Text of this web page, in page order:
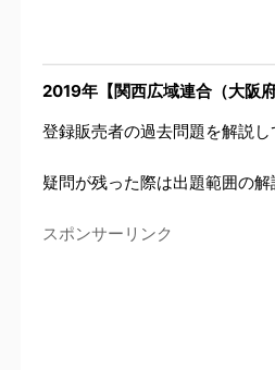
2019年【関西広域連合（大阪
登録販売者の過去問題を解説し
疑問が残った際は出題範囲の
スポンサーリンク